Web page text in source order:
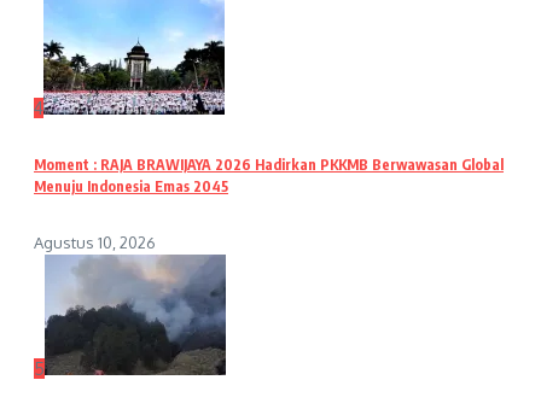
4
Moment : RAJA BRAWIJAYA 2026 Hadirkan PKKMB Berwawasan Global
Menuju Indonesia Emas 2045
Agustus 10, 2026
5